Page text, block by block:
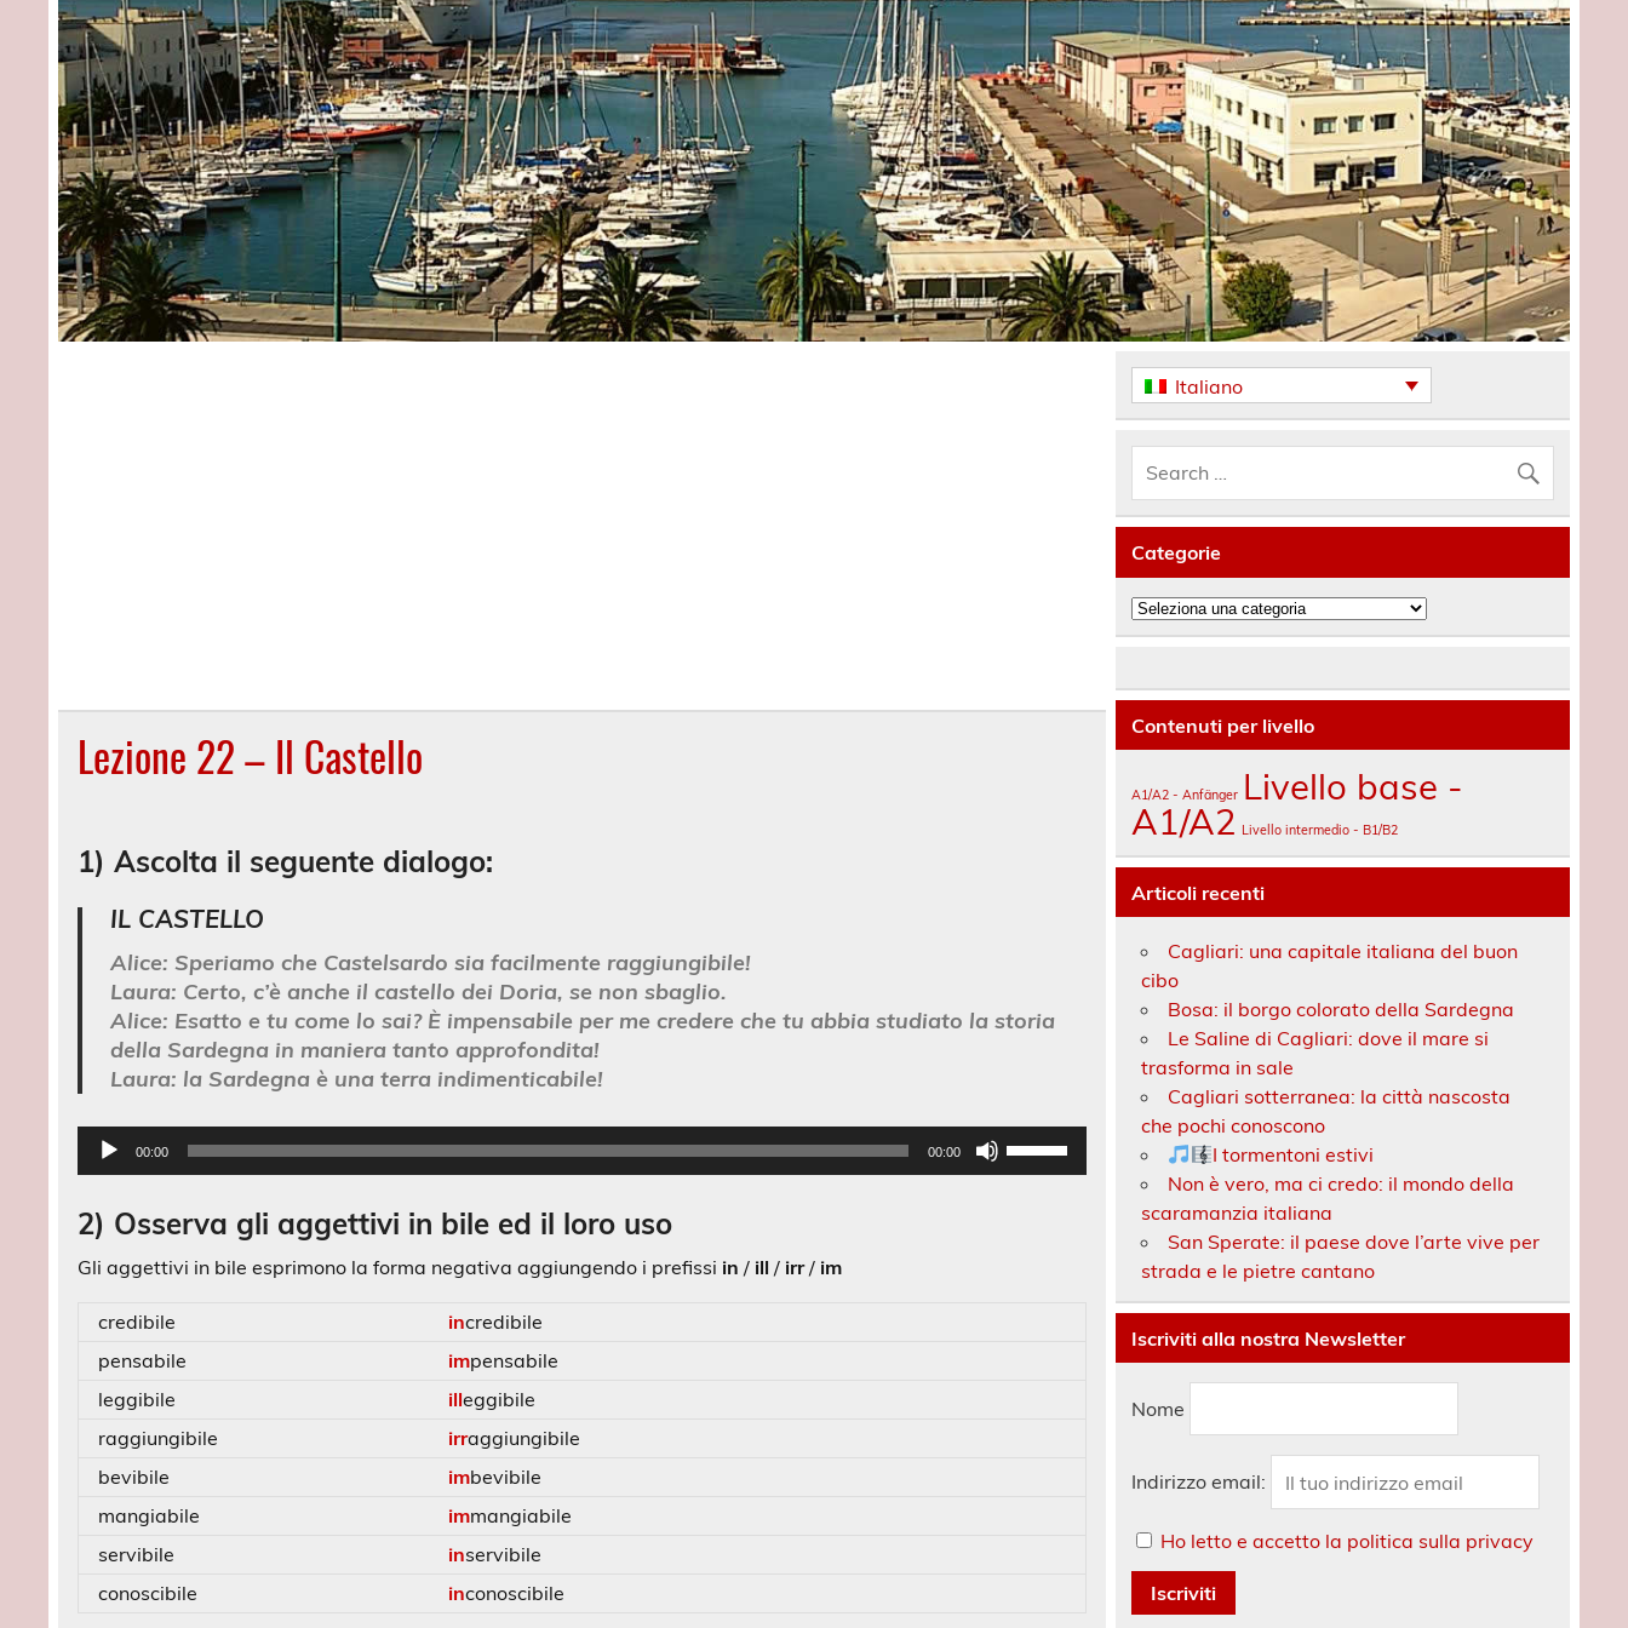
Lezione 22 – Il Castello
1) Ascolta il seguente dialogo:
IL CASTELLO
Alice: Speriamo che Castelsardo sia facilmente raggiungibile!
Laura: Certo, c’è anche il castello dei Doria, se non sbaglio.
Alice: Esatto e tu come lo sai? È impensabile per me credere che tu abbia studiato la storia
della Sardegna in maniera tanto approfondita!
Laura: la Sardegna è una terra indimenticabile!
Audio
Player
00:00 00:00
Usa
i
aumentare
diminuire
2) Osserva gli aggettivi in bile ed il loro uso
Gli aggettivi in bile esprimono la forma negativa aggiungendo i prefissi in/ ill / irr/ im
credibile incredibile
pensabile
impensabile
leggibile
illeggibile
raggiungibile
irraggiungibile
bevibile
imbevibile
mangiabile
immangiabile
servibile
inservibile
conoscibile
inconoscibile
Italiano
Categorie
Categorie
Contenuti per livello
A1/A2 - Anfänger Livello base -
A1/A2 Livello intermedio - B1/B2
Articoli recenti
Cagliari: una capitale italiana del buon
cibo
Bosa: il borgo colorato della Sardegna
Le Saline di Cagliari: dove il mare si
trasforma in sale
Cagliari sotterranea: la città nascosta
che pochi conoscono
I tormentoni estivi
Non è vero, ma ci credo: il mondo della
scaramanzia italiana
San Sperate: il paese dove l’arte vive per
strada e le pietre cantano
Iscriviti alla nostra Newsletter
Nome
Indirizzo email:
Ho letto e accetto la politica sulla privacy